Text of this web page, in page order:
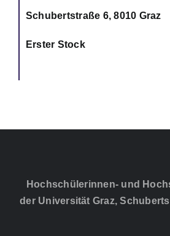
Schubertstraße 6, 8010 Graz
Erster Stock
Hochschülerinnen- und
der Universität Graz,